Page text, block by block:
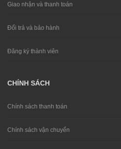
Giao nhận và thanh toán
Đổi trả và bảo hành
Đăng ký thành viên
CHÍNH SÁCH
Chính sách thanh toán
Chính sách vận chuyển